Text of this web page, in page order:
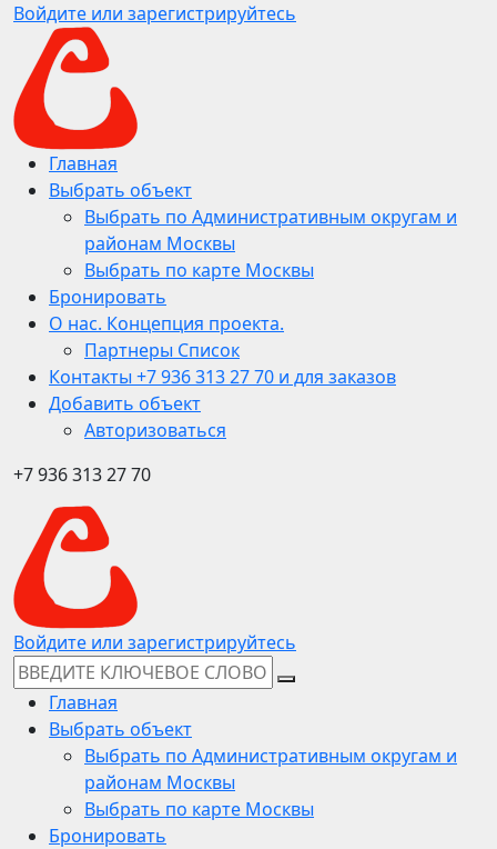
Войдите или зарегистрируйтесь
Главная
Выбрать объект
Выбрать по Административным округам и
районам Москвы
Выбрать по карте Москвы
Бронировать
О нас. Концепция проекта.
Партнеры Список
Контакты +7 936 313 27 70 и для заказов
Добавить объект
Авторизоваться
+7 936 313 27 70
Войдите или зарегистрируйтесь
Главная
Выбрать объект
Выбрать по Административным округам и
районам Москвы
Выбрать по карте Москвы
Бронировать